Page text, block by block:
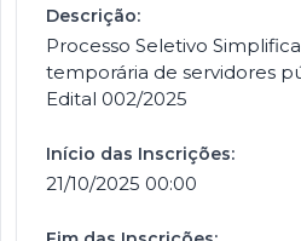
Descrição:
Processo Seletivo
temporária de servidores
Edital 002/2025
Início das Inscrições:
21/10/2025 00:00